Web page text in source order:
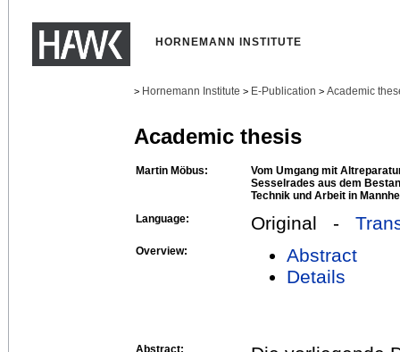
HORNEMANN INSTITUTE
> Hornemann Institute > E-Publication > Academic
Academic thesis
Martin Möbus:
Vom Umgang mit
Sesselrades aus dem
Technik und Arbeit in
Language:
Original -
Overview:
Abstract
Details
Abstract: